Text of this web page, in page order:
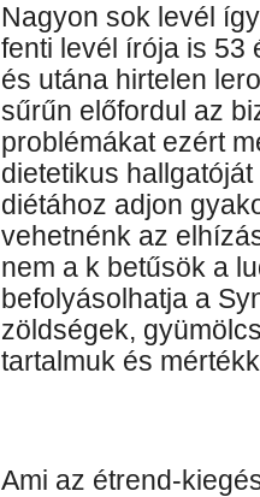
Nagyon sok levél
fenti levél írója is 53
és utána hirtelen
sűrűn előfordul az
problémákat ezért
dietetikus
diétához adjon
vehetnénk az
nem a k betűsök a
befolyásolhatja a
zöldségek,
tartalmuk és
Ami az étrend-